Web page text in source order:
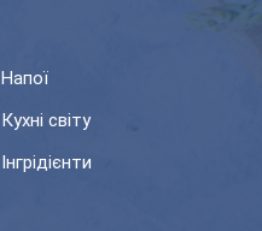
Напої
Кухні світу
Інгрідієнти